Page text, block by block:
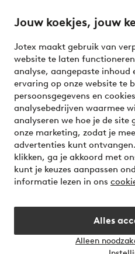
Jouw koekjes, jouw
Jotex maakt gebruik van
website te laten
analyse, aangepaste inhoud
ervaring op onze website te
persoonsgegevens en
analysebedrijven waarmee
analyseren we hoe je de
onze marketing, zodat je
advertenties kunt
klikken, ga je akkoord met
kunt je keuzes aanpassen
informatie lezen in ons
Alles
Alleen
your wardrobe. Your
Veilig betalen - Nu
Wil je meer weten